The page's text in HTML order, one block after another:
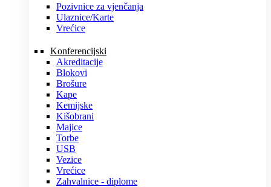
Pozivnice za vjenčanja
Ulaznice/Karte
Vrećice
Konferencijski
Akreditacije
Blokovi
Brošure
Kape
Kemijske
Kišobrani
Majice
Torbe
USB
Vezice
Vrećice
Zahvalnice - diplome